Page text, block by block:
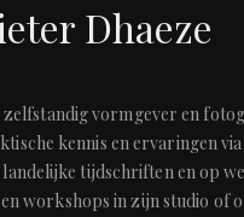
Dhaeze
zelfstandig vormgever en
kennis en ervaringen via
tijdschriften en op
workshops in zijn studio of